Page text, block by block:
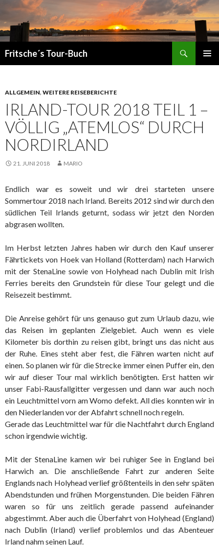
Fritsche´s Tour-Buch
ALLGEMEIN, WEITERE REISEBERICHTE
IRLAND-TOUR 2018 TEIL 1 –
VÖLLIG „ATEMLOS“ DURCH
NORDIRLAND
21. JUNI 2018 MARIO
Endlich war es soweit und wir drei starteten unsere
Sommertour 2018 nach Irland. Bereits 2012 sind wir durch den
südlichen Teil Irlands geturnt, sodass wir jetzt den Norden
abgrasen wollten.
Im Herbst letzten Jahres haben wir durch den Kauf unserer
Fährtickets von Hoek van Holland (Rotterdam) nach Harwich
mit der StenaLine sowie von Holyhead nach Dublin mit Irish
Ferries bereits den Grundstein für diese Tour gelegt und die
Reisezeit bestimmt.
Die Anreise gehört für uns genauso gut zum Urlaub dazu, wie
das Reisen im geplanten Zielgebiet. Auch wenn es viele
Kilometer bis dorthin zu reisen gibt, bringt uns das nicht aus
der Ruhe. Eines steht aber fest, die Fähren warten nicht auf
einen. So planen wir für die Strecke immer einen Puffer ein, den
wir auf dieser Tour mal wirklich benötigten. Erst hatten wir
unser Fabi-Rausfallgitter vergessen und dann war auch noch
ein Leuchtmittel vorn am Womo defekt. All dies konnten wir in
den Niederlanden vor der Abfahrt schnell noch regeln.
Gerade das Leuchtmittel war für die Nachtfahrt durch England
schon irgendwie wichtig.
Mit der StenaLine kamen wir bei ruhiger See in England bei
Harwich an. Die anschließende Fahrt zur anderen Seite
Englands nach Holyhead verlief größtenteils in den sehr späten
Abendstunden und frühen Morgenstunden. Die beiden Fähren
waren so für uns zeitlich gerade passend aufeinander
abgestimmt. Aber auch die Überfahrt von Holyhead (England)
nach Dublin (Irland) verlief problemlos und das Abenteuer
Irland nahm seinen Lauf.